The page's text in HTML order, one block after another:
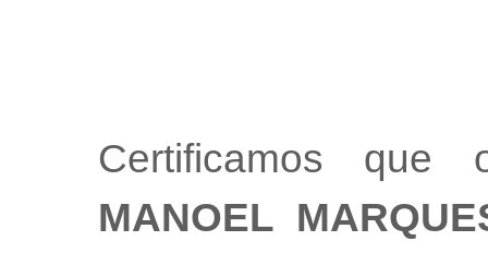
Certificamos
MANOEL